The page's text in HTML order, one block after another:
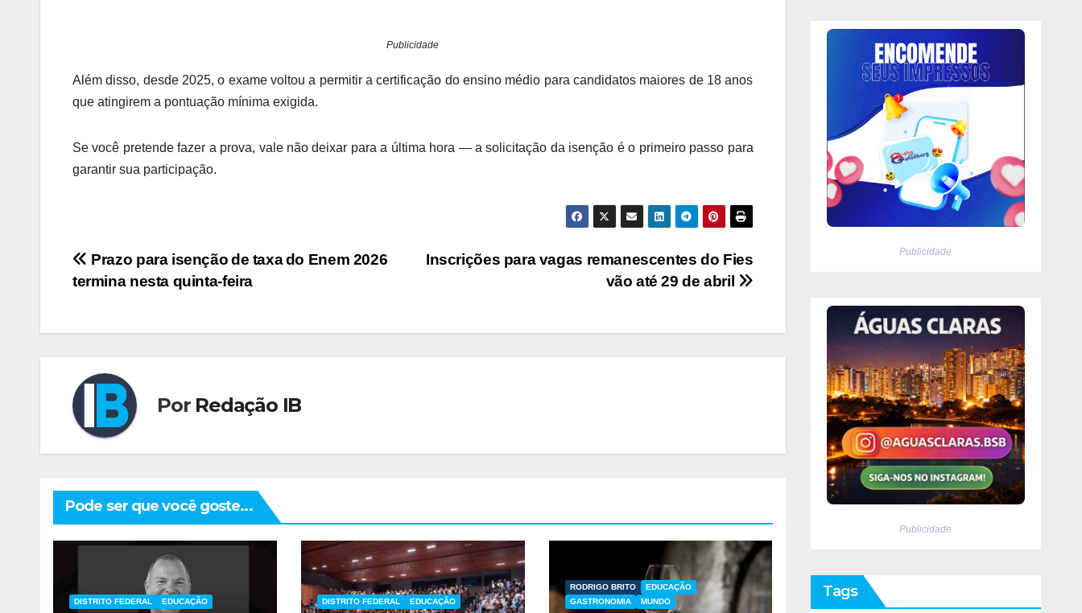
Publicidade
Além disso, desde 2025, o exame voltou a permitir a certificação do ensino médio para candidatos maiores de 18 anos
que atingirem a pontuação mínima exigida.
Se você pretende fazer a prova, vale não deixar para a última hora — a solicitação da isenção é o primeiro passo para
garantir sua participação.
Navegação
Post
Inscrições para vagas remanescentes do Fies
vão até 29 de abril
Prazo para isenção de taxa do Enem 2026
termina nesta quinta-feira
Por Redação IB
Pode ser que você goste...
DISTRITO FEDERAL EDUCAÇÃO DISTRITO FEDERAL EDUCAÇÃO
RODRIGO BRITO
EDUCAÇÃO
GASTRONOMIA
MUNDO
Publicidade
Publicidade
Tags